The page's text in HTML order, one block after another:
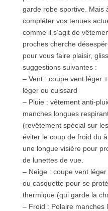
garde robe sportive. Mais
compléter vos tenues
comme il s’agit de
proches cherche
pour vous faire plaisir,
suggestions suivantes :
– Vent : coupe vent léger
léger ou cuissard
– Pluie : vêtement anti-
manches longues
(revêtement spécial sur
éviter le coup de froid du
une longue visière pour
de lunettes de vue.
– Neige : coupe vent
ou casquette pour se
thermique (qui garde la
– Froid : Polaire manches